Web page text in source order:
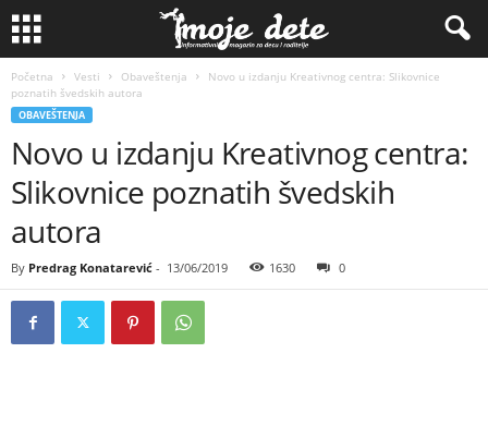
Početna Vesti Obaveštenja
Novo u izdanju Kreativnog centra: Slikovnice
poznatih švedskih autora
OBAVEŠTENJA
Novo u izdanju Kreativnog centra:
Slikovnice poznatih švedskih
autora
By Predrag Konatarević - 13/06/2019 1630 0